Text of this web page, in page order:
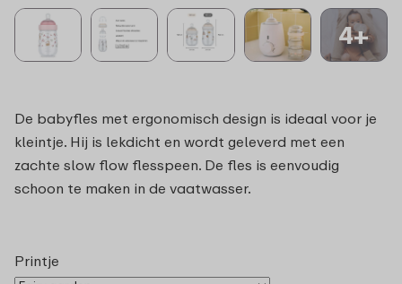
4+
De babyfles met ergonomisch design is ideaal voor je
kleintje. Hij is lekdicht en wordt geleverd met een
zachte slow flow flesspeen. De fles is eenvoudig
schoon te maken in de vaatwasser.
Printje